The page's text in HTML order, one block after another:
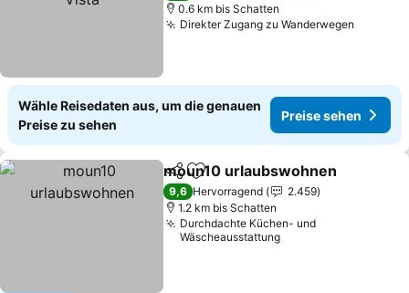
0.6 km bis Schatten
Direkter Zugang zu Wanderwegen
Wähle Reisedaten aus, um die genauen
Preise zu sehen
Preise sehen
TeilenZu Favoriten hinzufügen
moun10 urlaubswohnen
9,6 Hervorragend
2.459
1.2 km bis Schatten
Durchdachte Küchen- und
Wäscheausstattung